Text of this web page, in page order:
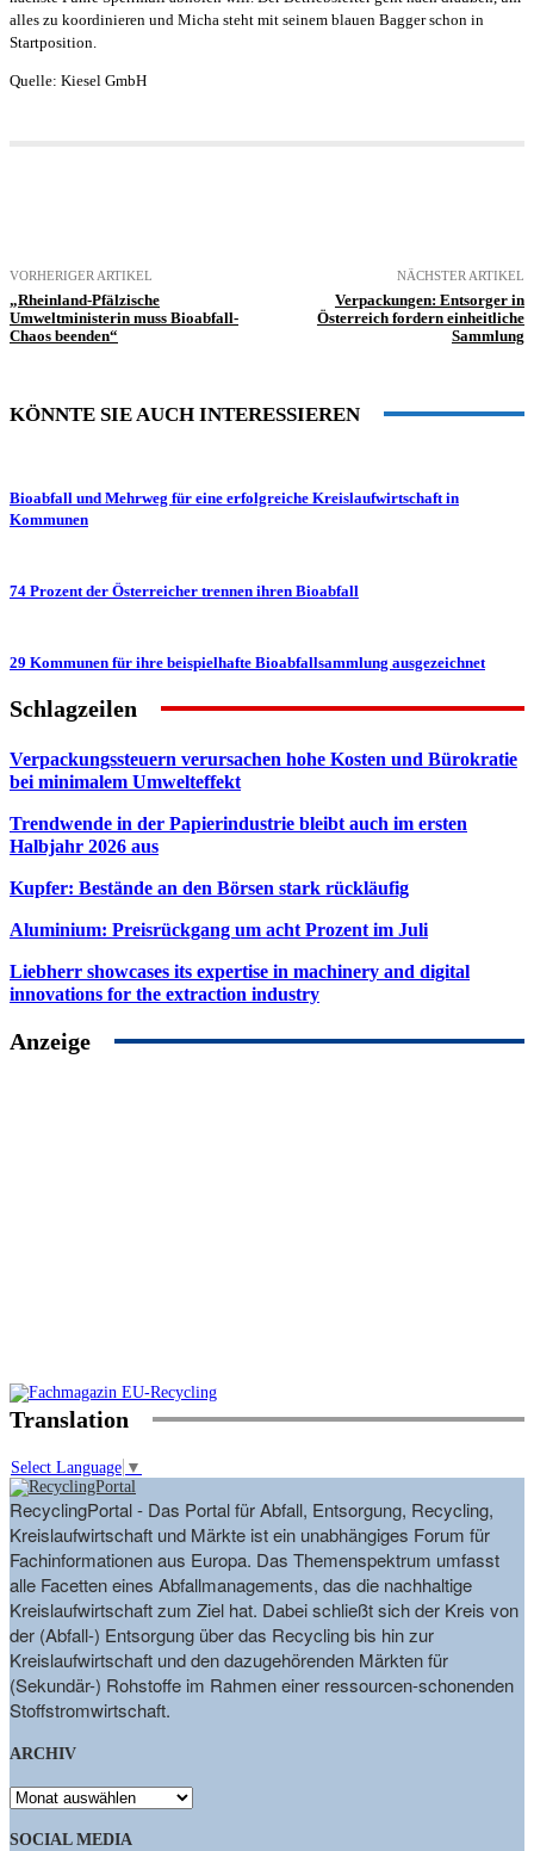
alles zu koordinieren und Micha steht mit seinem blauen Bagger schon in
Startposition.
Quelle: Kiesel GmbH
VORHERIGER ARTIKEL
„Rheinland-Pfälzische
Umweltministerin muss Bioabfall-
Chaos beenden“
NÄCHSTER ARTIKEL
Verpackungen: Entsorger in
Österreich fordern einheitliche
Sammlung
KÖNNTE SIE AUCH INTERESSIEREN
Bioabfall und Mehrweg für eine erfolgreiche Kreislaufwirtschaft in
Kommunen
74 Prozent der Österreicher trennen ihren Bioabfall
29 Kommunen für ihre beispielhafte Bioabfallsammlung ausgezeichnet
Schlagzeilen
Verpackungssteuern verursachen hohe Kosten und Bürokratie
bei minimalem Umwelteffekt
Trendwende in der Papierindustrie bleibt auch im ersten
Halbjahr 2026 aus
Kupfer: Bestände an den Börsen stark rückläufig
Aluminium: Preisrückgang um acht Prozent im Juli
Liebherr showcases its expertise in machinery and digital
innovations for the extraction industry
Anzeige
Translation
Select Language ▼
RecyclingPortal - Das Portal für Abfall, Entsorgung, Recycling,
Kreislaufwirtschaft und Märkte ist ein unabhängiges Forum für
Fachinformationen aus Europa. Das Themenspektrum umfasst
alle Facetten eines Abfallmanagements, das die nachhaltige
Kreislaufwirtschaft zum Ziel hat. Dabei schließt sich der Kreis von
der (Abfall-) Entsorgung über das Recycling bis hin zur
Kreislaufwirtschaft und den dazugehörenden Märkten für
(Sekundär-) Rohstoffe im Rahmen einer ressourcen-schonenden
Stoffstromwirtschaft.
ARCHIV
ARCHIV
SOCIAL MEDIA